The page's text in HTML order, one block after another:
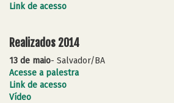
Link de acesso
Realizados 2014
13 de maio- Salvador/BA
Acesse a palestra
Link de acesso
Vídeo